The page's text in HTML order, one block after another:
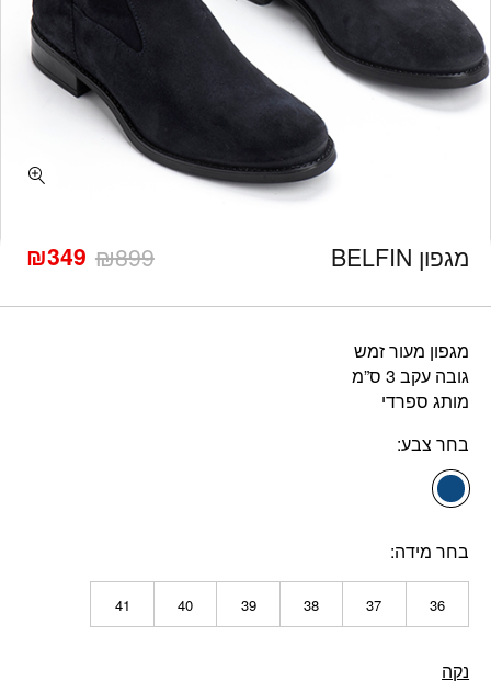
מגפון BELFIN ₪899
המחיר
המקורי
₪349 המחיר
הנוכחי
מגפון מעור זמש
גובה עקב 3 ס”מ
מותג ספרדי
בחר צבע
בחר מידה
36
37
38
39
40
41
נקה